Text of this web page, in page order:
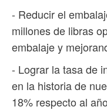
- Reducir el
millones de libras
embalaje y
- Lograr la tasa de
en la historia de
18% respecto al